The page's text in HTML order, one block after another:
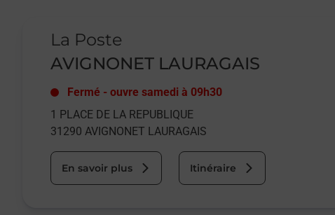
La Poste
AVIGNONET LAURAGAIS
Fermé - ouvre samedi à 09h30
1 PLACE DE LA REPUBLIQUE
31290 AVIGNONET LAURAGAIS
En savoir plus Itinéraire